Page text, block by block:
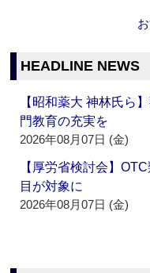
HEADLINE NEWS
【昭和薬大 神林氏ら
門教育の充実を
2026年08月07日 (金)
【厚労省検討会】
目が対象に
2026年08月07日 (金)